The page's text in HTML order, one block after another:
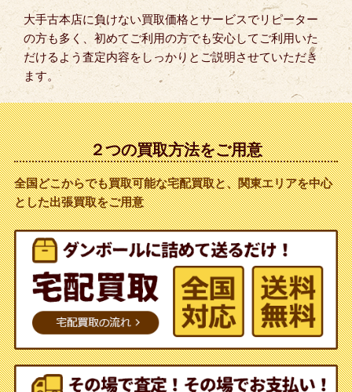
大手古本店に負けない買取価格とサービスでリピーター
の方も多く、初めてご利用の方でも安心してご利用いた
だけるよう査定内容をしっかりとご説明させていただき
ます。
２つの買取方法をご用意
全国どこからでも買取可能な宅配買取と、関東エリアを中心
とした出張買取をご用意